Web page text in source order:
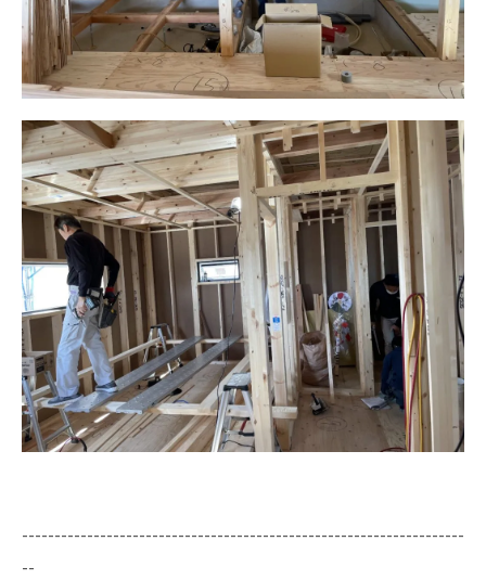
--------------------------------------------------------------------
--